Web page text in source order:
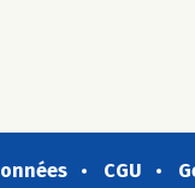
CGU